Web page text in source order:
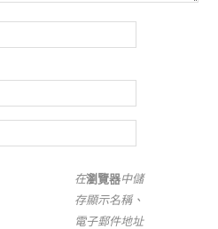
在瀏覽器中儲
存顯示名稱、
電子郵件地址